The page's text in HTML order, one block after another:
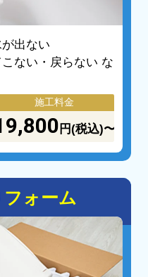
出ない
ない・戻らない な
施工料金
円(税込)〜
フォーム